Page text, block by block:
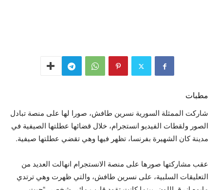
مطبات
شاركت الممثلة السورية نسرين طافش، صورا لها على منصة تبادل
الصور ولقطات الفيديو انستجرام، خلال قضائها عطلتها الصيفية في
مدينة كان الشهيرة بفرنسا، تظهر فيها وهي تقضي عطلتها صيفية.
عقب مشاركتها صورها على منصة الانستجرام انهالت العديد من
التعليقات السلبية، على نسرين طافش، والتي ظهرت وهي ترتدي